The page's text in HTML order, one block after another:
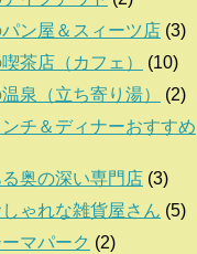
ン屋＆スィーツ店 (3)
茶店（カフェ）
(10)
泉（立ち寄り湯）
(2)
チ＆ディナーおすすめ
奥の深い専門店 (3)
ゃれな雑貨屋さん (5)
マパーク (2)